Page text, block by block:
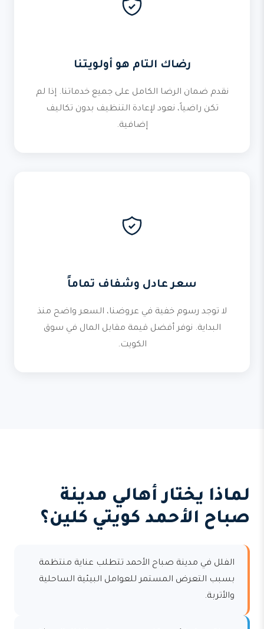
رضاك التام هو أولويتنا
نقدم ضمان الرضا الكامل على جميع خدماتنا. إذا لم
تكن راضياً، نعود لإعادة التنظيف بدون تكاليف
إضافية.
سعر عادل وشفاف تماماً
لا توجد رسوم خفية في عروضنا، السعر واضح منذ
البداية. نوفر أفضل قيمة مقابل المال في سوق
الكويت.
لماذا يختار أهالي مدينة
صباح الأحمد كويتي كلين؟
الفلل في مدينة صباح الأحمد تتطلب عناية منتظمة
بسبب التعرض المستمر للعوامل البيئية الساحلية
والأتربة.